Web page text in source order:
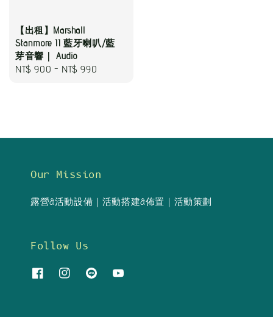
【出租】Marshall
Stanmore II 藍牙喇叭/藍
芽音響｜ Audio
Regular
NT$ 900 - NT$ 990
Our Mission
露營&活動設備｜活動搭建&佈置｜活動策劃
Follow Us